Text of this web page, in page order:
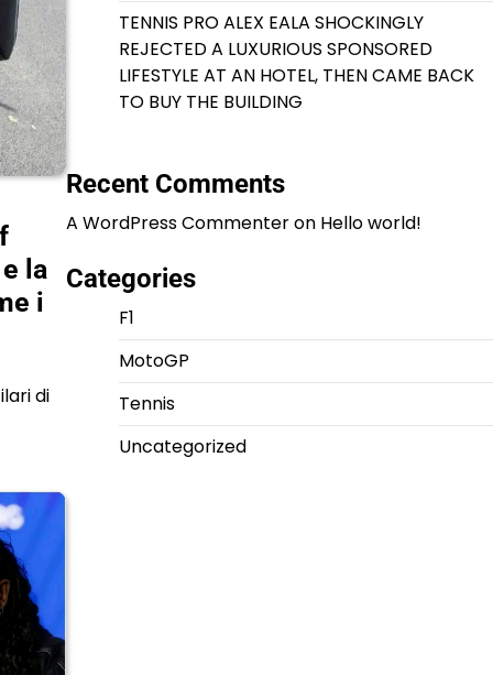
la
i
di
TENNIS PRO ALEX EALA SHOCKINGLY
REJECTED A LUXURIOUS SPONSORED
LIFESTYLE AT AN HOTEL, THEN CAME BACK
TO BUY THE BUILDING
Recent Comments
A WordPress Commenteron Hello world!
Categories
F1
MotoGP
Tennis
Uncategorized